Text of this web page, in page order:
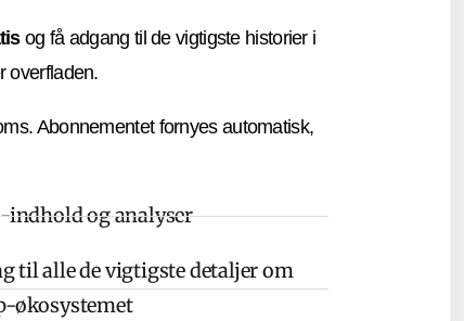
og få adgang til de vigtigste historier i
overfladen.
Abonnementet fornyes automatisk,
indhold og analyser
til alle de vigtigste detaljer om
økosystemet